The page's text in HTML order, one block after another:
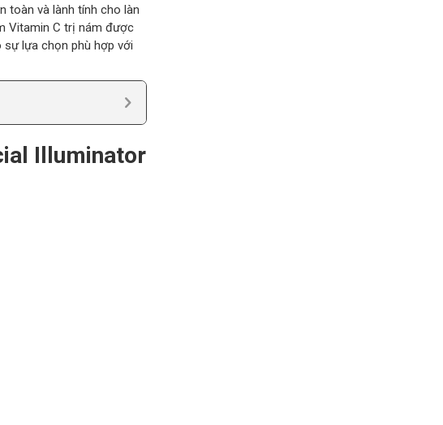
toàn và lành tính cho làn
Vitamin C trị nám được
sự lựa chọn phù hợp với
Illuminator